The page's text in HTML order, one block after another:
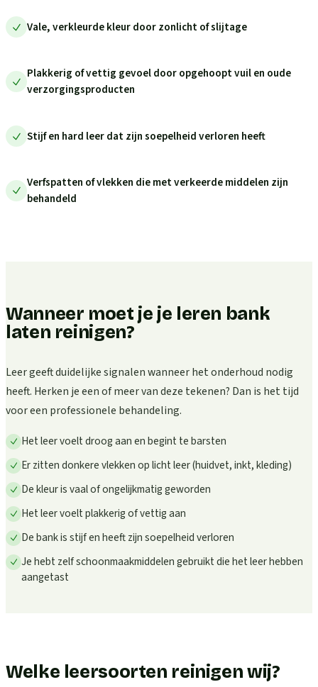
Vale, verkleurde kleur door zonlicht of slijtage
Plakkerig of vettig gevoel door opgehoopt vuil en oude
verzorgingsproducten
Stijf en hard leer dat zijn soepelheid verloren heeft
Verfspatten of vlekken die met verkeerde middelen zijn
behandeld
Wanneer moet je je leren bank
laten reinigen?
Leer geeft duidelijke signalen wanneer het onderhoud nodig
heeft. Herken je een of meer van deze tekenen? Dan is het tijd
voor een professionele behandeling.
Het leer voelt droog aan en begint te barsten
Er zitten donkere vlekken op licht leer (huidvet, inkt, kleding)
De kleur is vaal of ongelijkmatig geworden
Het leer voelt plakkerig of vettig aan
De bank is stijf en heeft zijn soepelheid verloren
Je hebt zelf schoonmaakmiddelen gebruikt die het leer hebben
aangetast
Welke leersoorten reinigen wij?